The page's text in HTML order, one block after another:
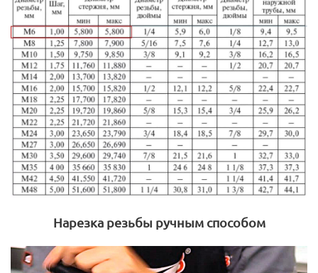
Нарезка резьбы ручным способом